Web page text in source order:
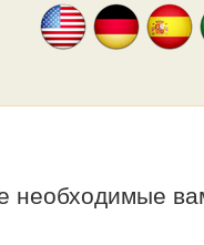
необходимые